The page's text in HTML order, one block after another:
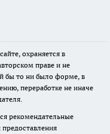
охраняется в
праве и не
бы то ни было форме, в
переработке не иначе
рекомендательные